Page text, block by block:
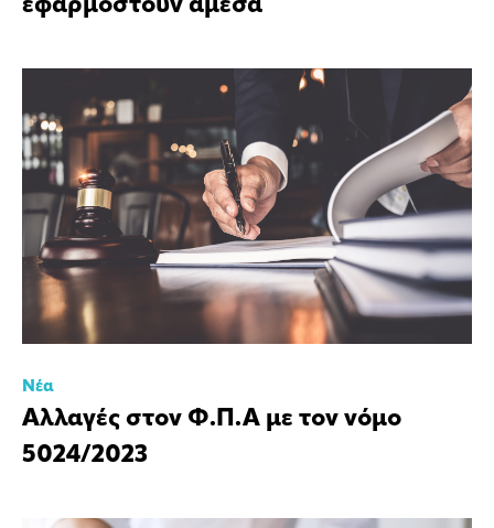
εφαρμοστούν άμεσα
Νέα
Αλλαγές στον Φ.Π.Α με τον νόμο
5024/2023